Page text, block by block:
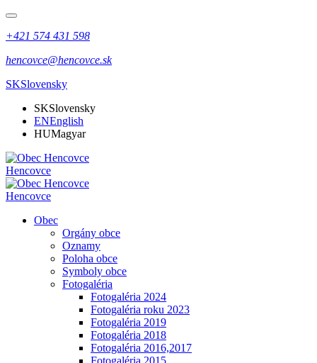
+421 574 431 598
hencovce@hencovce.sk
SKSlovensky
SKSlovensky
ENEnglish
HUMagyar
Hencovce
Hencovce
Obec
Orgány obce
Oznamy
Poloha obce
Symboly obce
Fotogaléria
Fotogaléria 2024
Fotogaléria roku 2023
Fotogaléria 2019
Fotogaléria 2018
Fotogaléria 2016,2017
Fotogaléria 2015